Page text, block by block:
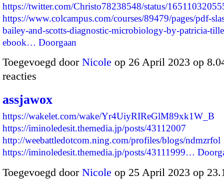
https://twitter.com/Christo78238548/status/
https://www.colcampus.com/courses/89479/pages/pdf-
bailey-and-scotts-diagnostic-microbiology-by-patricia-
ebook… Doorgaan
Toegevoegd door Nicole op 26 April 2023 op
reacties
assjawox
https://wakelet.com/wake/Yr4UiyRIReGlM89xk1W_B
https://iminoledesit.themedia.jp/posts/43112007
http://weebattledotcom.ning.com/profiles/blogs/ndmzrfol
https://iminoledesit.themedia.jp/posts/43111999…
Toegevoegd door Nicole op 25 April 2023 op